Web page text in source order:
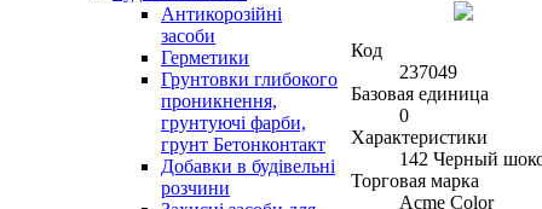
Антикорозійні
засоби
Герметики
Грунтовки глибокого
проникнення,
грунтуючі фарби,
грунт Бетонконтакт
Добавки в будівельні
розчини
Код
237049
Базовая единица
0
Характеристики
142 Черный
Торговая марка
Acme Color